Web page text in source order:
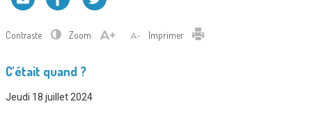
Contraste Zoom Imprimer
C’était quand ?
Jeudi 18 juillet 2024